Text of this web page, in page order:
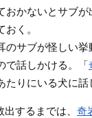
おかないとサブが
く。
のサブが怪しい挙
で話しかける。「
りにいる犬に話
出するまでは、奇